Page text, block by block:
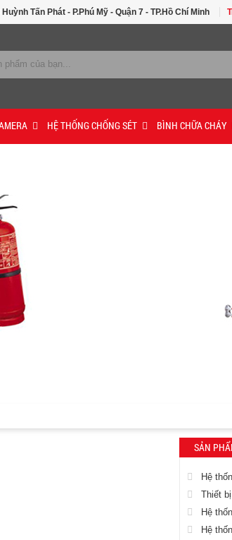
Tấn Phát - P.Phú Mỹ - Quận 7 - TP.Hồ Chí Minh
HỆ THỐNG CHỐNG SÉT BÌNH CHỮA CHÁY
SẢN
Hệ
Thiết
Hệ
Hệ